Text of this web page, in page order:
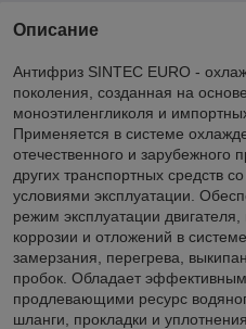
Описание
Антифриз SINTEC EURO -
поколения, созданная на
моноэтиленгликоля и
Применяется в системе
отечественного и зарубежного
других транспортных средств
условиями эксплуатации.
режим эксплуатации
коррозии и отложений в
замерзания, перегрева,
пробок. Обладает
продлевающими ресурс
шланги, прокладки и